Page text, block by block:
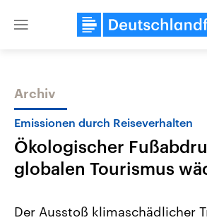
Close
Themen
Archiv
Emissionen durch Reiseverhalten
Ökologischer
globalen Tourismus
Der Ausstoß klimaschädlicher